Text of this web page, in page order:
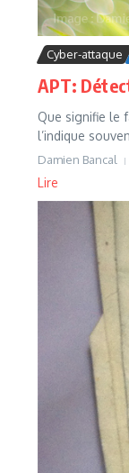
Cyber-attaque
APT:
Que signifie le
l’indique
Damien Bancal
Lire